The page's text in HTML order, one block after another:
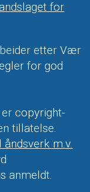
for
etter Vær
for god
copyright-
tillatelse.
m.v.
anmeldt.